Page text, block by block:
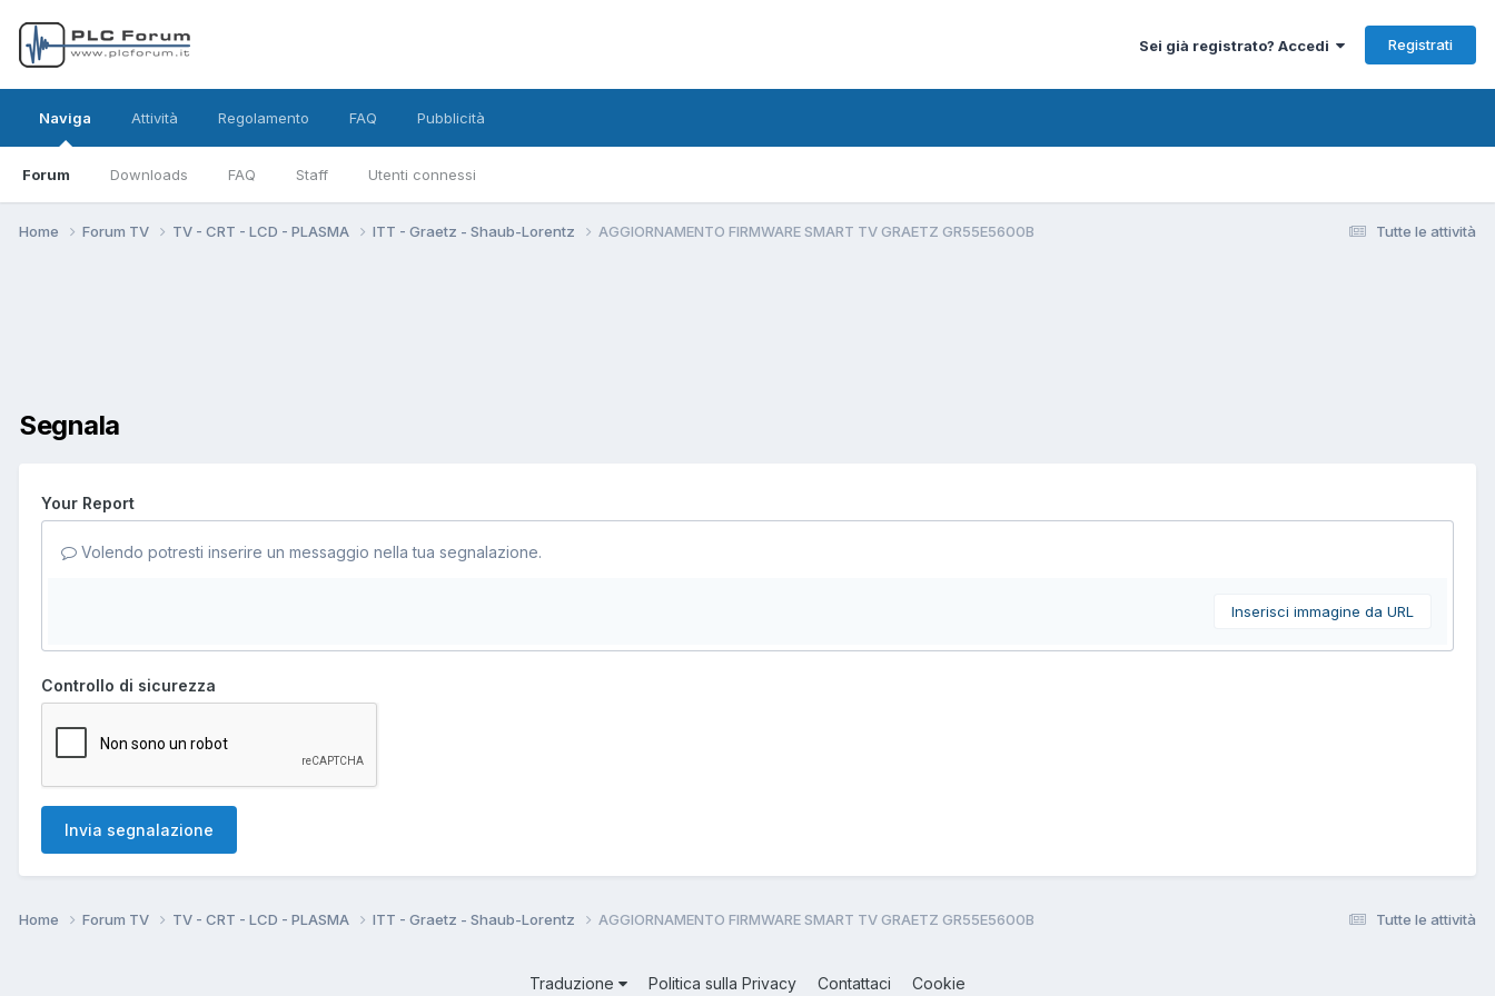
Sei già registrato? Accedi Registrati
Naviga
Forum Downloads FAQ Staff Utenti connessi
Attività Regolamento FAQ Pubblicità
Tutte le attività
Home Forum TV TV - CRT - LCD - PLASMA ITT - Graetz - Shaub-Lorentz AGGIORNAMENTO FIRMWARE SMART TV GRAETZ GR55E5600B
Segnala
Your Report
Volendo potresti inserire un messaggio nella tua segnalazione.
Inserisci immagine da URL
Controllo di sicurezza
Invia segnalazione
Tutte le attività
Home Forum TV TV - CRT - LCD - PLASMA ITT - Graetz - Shaub-Lorentz AGGIORNAMENTO FIRMWARE SMART TV GRAETZ GR55E5600B
Traduzione Politica sulla Privacy Contattaci Cookie